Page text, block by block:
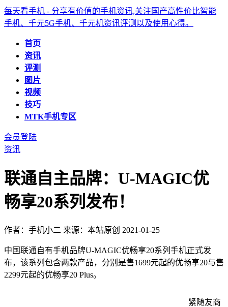
每天看手机 - 分享有价值的手机资讯,关注国产高性价比智能
手机、千元5G手机、千元机资讯评测以及使用心得。
首页
资讯
评测
图片
视频
技巧
MTK手机专区
会员登陆
资讯
联通自主品牌：U-MAGIC优
畅享20系列发布！
作者：手机小二 来源：本站原创 2021-01-25
中国联通自有手机品牌U-MAGIC优畅享20系列手机正式发
布，该系列包含两款产品，分别是售1699元起的优畅享20与售
2299元起的优畅享20 Plus。
紧随友商